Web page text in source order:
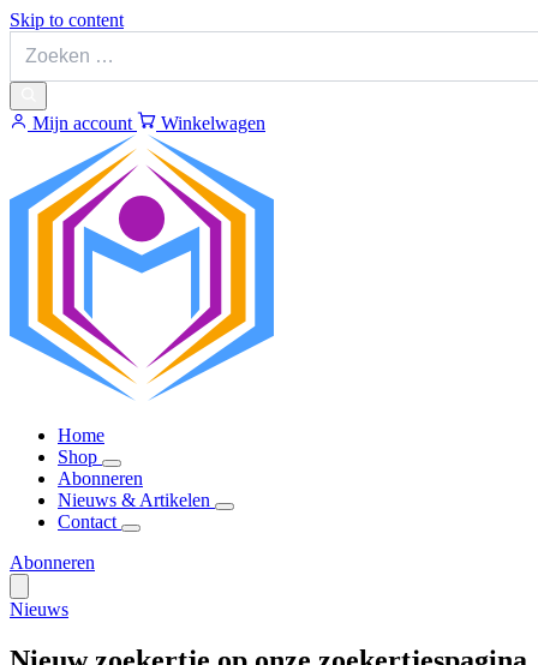
Skip to content
Mijn account Winkelwagen
Home
Shop
Abonneren
Nieuws & Artikelen
Contact
Abonneren
Nieuws